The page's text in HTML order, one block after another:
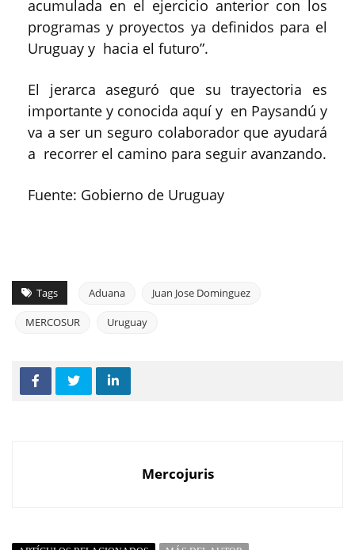
acumulada en el ejercicio anterior con los
programas y proyectos ya definidos para el
Uruguay y hacia el futuro”.
El jerarca aseguró que su trayectoria es
importante y conocida aquí y en Paysandú y
va a ser un seguro colaborador que ayudará
a recorrer el camino para seguir avanzando.
Fuente: Gobierno de Uruguay
Tags Aduana Juan Jose Dominguez
MERCOSUR Uruguay
Mercojuris